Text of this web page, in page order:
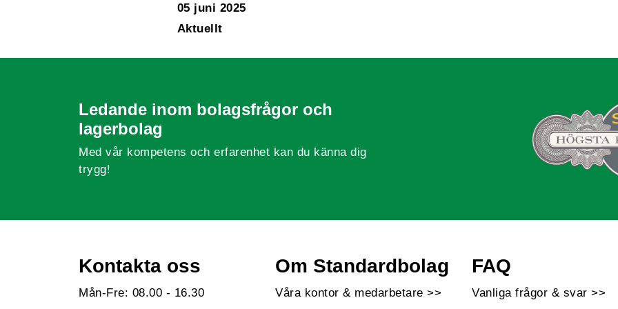
05 juni 2025
Aktuellt
Ledande inom bolagsfrågor och
lagerbolag
Med vår kompetens och erfarenhet kan du känna dig
trygg!
Kontakta oss
Mån-Fre: 08.00 - 16.30
Om Standardbolag
Våra kontor & medarbetare >>
FAQ
Vanliga frågor & svar >>